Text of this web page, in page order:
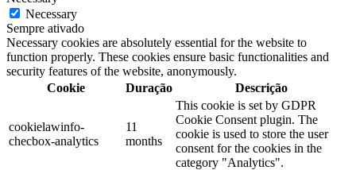
Necessary
Sempre ativado
Necessary cookies are absolutely essential for the website to
function properly. These cookies ensure basic functionalities and
security features of the website, anonymously.
Cookie
Duração Descrição
cookielawinfo-
checbox-analytics
11
months
This cookie is set by GDPR
Cookie Consent plugin. The
cookie is used to store the user
consent for the cookies in the
category "Analytics".